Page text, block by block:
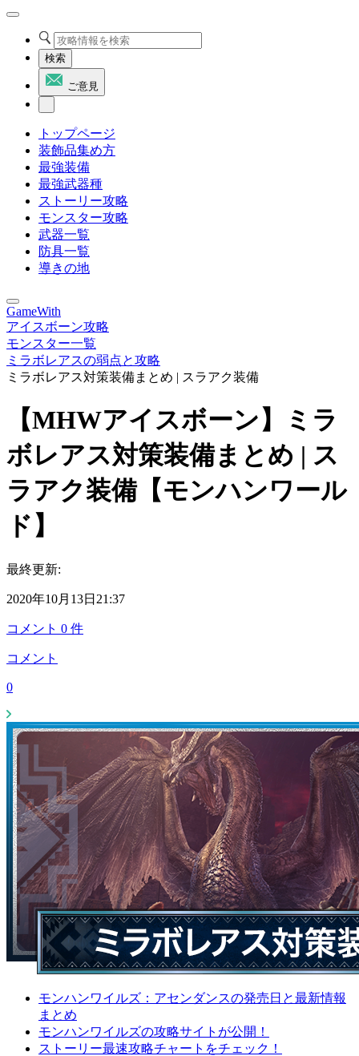
検索
ご意見
トップページ
装飾品集め方
最強装備
最強武器種
ストーリー攻略
モンスター攻略
武器一覧
防具一覧
導きの地
GameWith
アイスボーン攻略
モンスター一覧
ミラボレアスの弱点と攻略
ミラボレアス対策装備まとめ | スラアク装備
【MHWアイスボーン】ミラ
ボレアス対策装備まとめ | ス
ラアク装備【モンハンワール
ド】
最終更新:
2020年10月13日21:37
コメント 0 件
コメント
0
モンハンワイルズ：アセンダンスの発売日と最新情報
まとめ
モンハンワイルズの攻略サイトが公開！
ストーリー最速攻略チャートをチェック！